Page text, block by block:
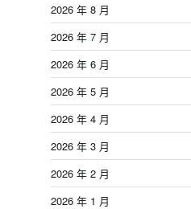
2026 年 8 月
2026 年 7 月
2026 年 6 月
2026 年 5 月
2026 年 4 月
2026 年 3 月
2026 年 2 月
2026 年 1 月